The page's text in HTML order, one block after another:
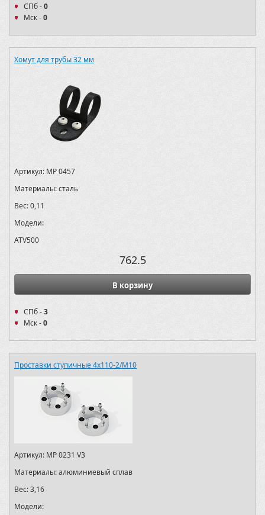
СПб -0
Мск -0
Хомут для трубы 32 мм
Артикул: MP 0457
Материалы:сталь
Вес:0,11
Модели:
ATV500
762.5
В корзину
СПб -3
Мск -0
Проставки ступичные 4х110-2/M10
Артикул: MP 0231 V3
Материалы:алюминиевый сплав
Вес:3,16
Модели: